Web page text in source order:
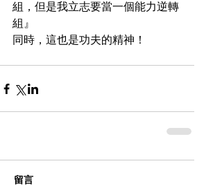
組，但是我立志要當一個能力逆轉
組』
同時，這也是功夫的精神！
留言